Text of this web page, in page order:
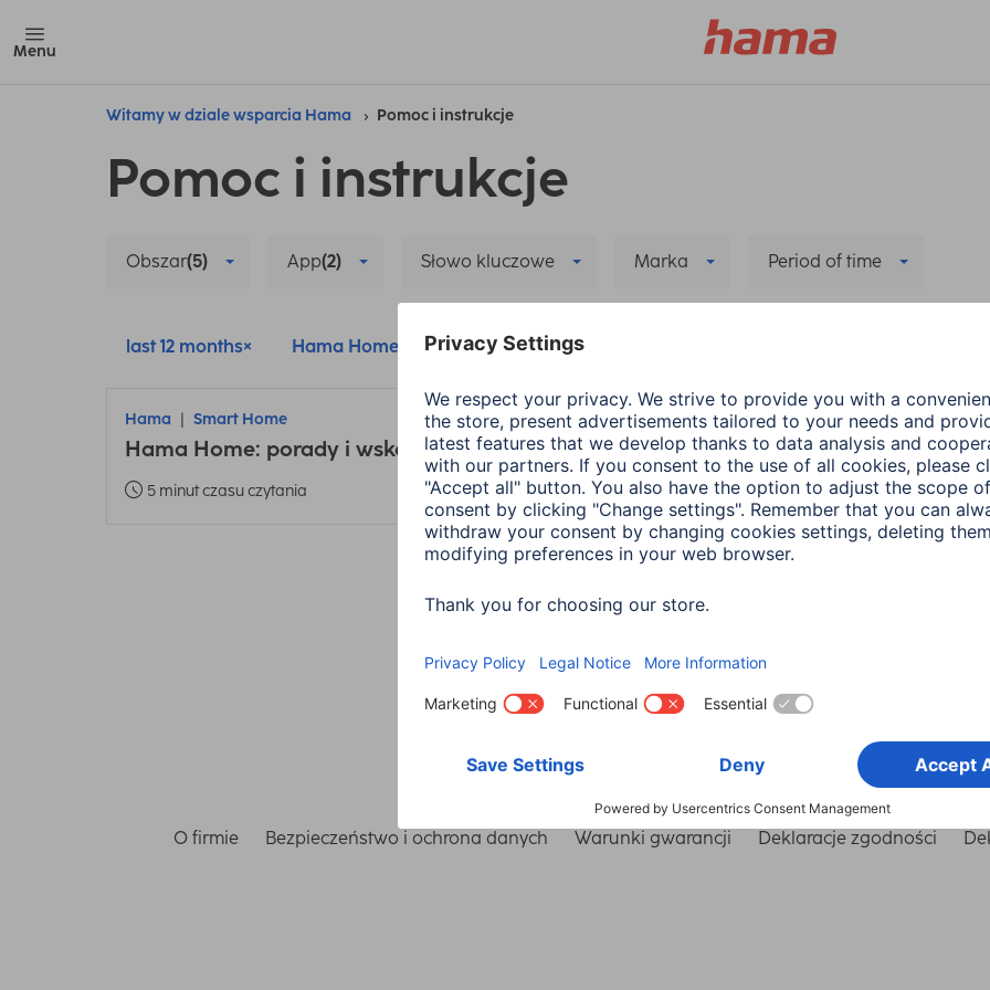
Menu
Witamy w dziale wsparcia Hama Pomoc i instrukcje
Pomoc i instrukcje
Obszar(5) App(2) Słowo kluczowe Marka Period of time
last 12 months Hama Home Smart Home
Hama Smart Home
Hama Home: porady i wskazówki dotyczące nowej aplikacji
5 minut czasu czytania
O firmie Bezpieczeństwo i ochrona danych Warunki gwarancji Deklaracje zgodności